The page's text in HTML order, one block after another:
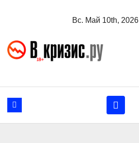
Вс. Май 10th, 2026